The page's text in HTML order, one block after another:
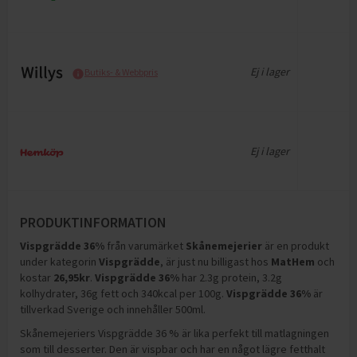
Butiks- & Webbpris Ej i lager
Ej i lager
PRODUKTINFORMATION
Vispgrädde 36% från varumärket Skånemejerier är en produkt
under kategorin Vispgrädde, är just nu billigast hos MatHem och
kostar 26,95kr. Vispgrädde 36% har 2.3g protein, 3.2g
kolhydrater, 36g fett och 340kcal per 100g. Vispgrädde 36% är
tillverkad Sverige och innehåller 500ml.
Skånemejeriers Vispgrädde 36 % är lika perfekt till matlagningen
som till desserter. Den är vispbar och har en något lägre fetthalt